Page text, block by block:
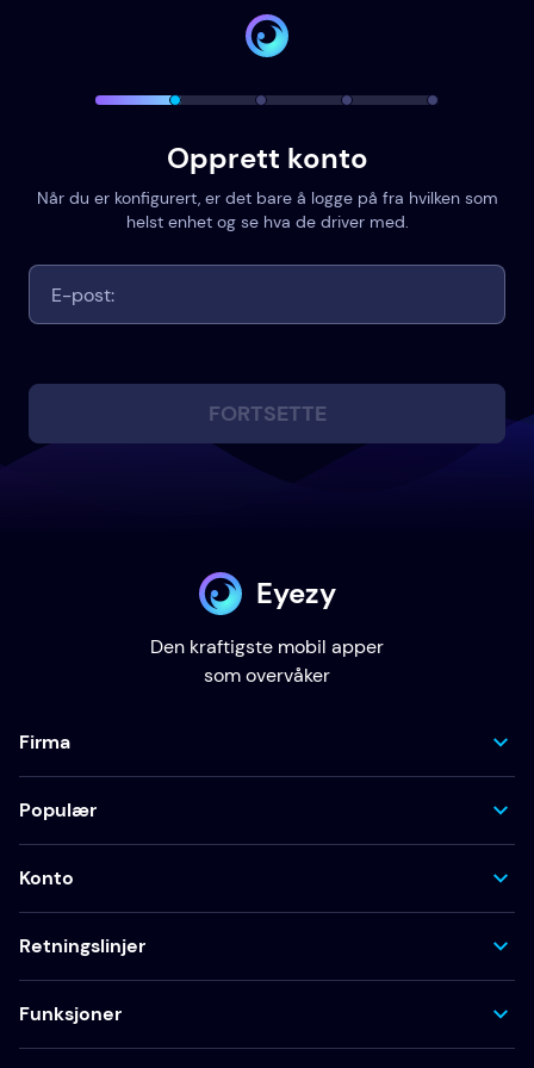
Opprett konto
Når du er konfigurert, er det bare å logge på fra hvilken som
helst enhet og se hva de driver med.
FORTSETTE
Eyezy
Den kraftigste mobil apper
som overvåker
Firma
Populær
Konto
Retningslinjer
Funksjoner